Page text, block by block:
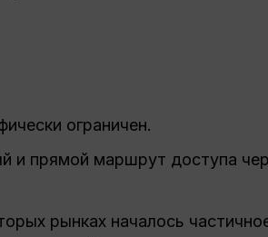
ограничен.
и прямой маршрут доступа
рынках началось